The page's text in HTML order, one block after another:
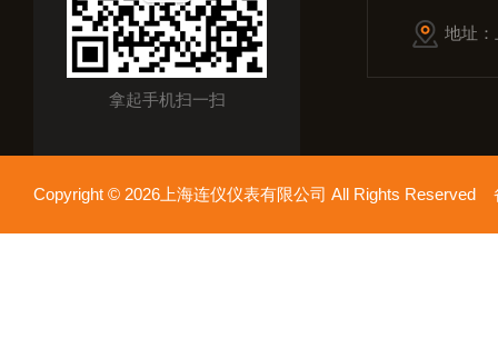
拿起手机扫一扫
地址
Copyright © 2026上海连仪仪表有限公司 All Rights Reserved